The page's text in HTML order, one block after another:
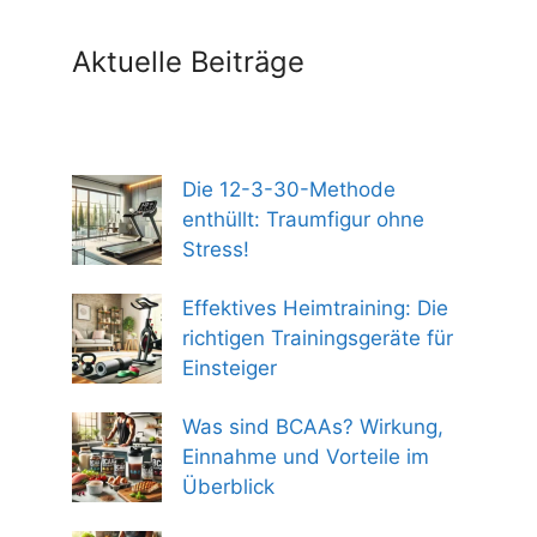
Aktuelle Beiträge
Die 12-3-30-Methode
enthüllt: Traumfigur ohne
Stress!
Effektives Heimtraining: Die
richtigen Trainingsgeräte für
Einsteiger
Was sind BCAAs? Wirkung,
Einnahme und Vorteile im
Überblick